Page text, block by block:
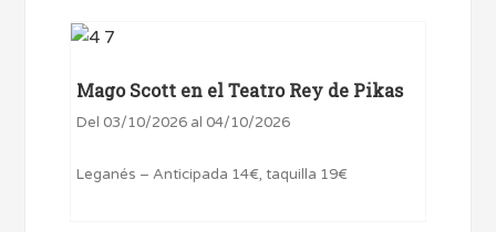
Mago Scott en el Teatro Rey de Pikas
Del 03/10/2026 al 04/10/2026
Leganés – Anticipada 14€, taquilla 19€